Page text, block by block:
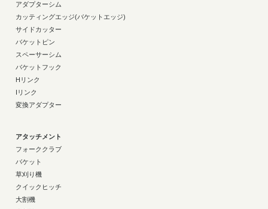
アダプターシム
カッティングエッジ(バケットエッジ)
サイドカッター
バケットピン
スペーサーシム
バケットフック
Hリンク
Iリンク
変換アダプター
アタッチメント
フォーククラブ
バケット
草刈り機
クイックヒッチ
大割機